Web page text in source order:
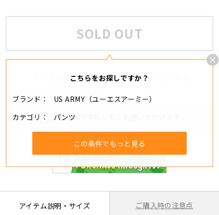
SOLD OUT
こちらをお探しですか？
ブランド
US ARMY（ユーエスアーミー）
カテゴリ
パンツ
この条件でもっと見る
追加する
分割・リボ払いもご利用いただけます
アイテム説明・サイズ ご購入時の注意点